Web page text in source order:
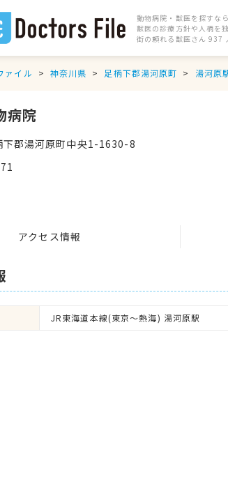
動物病院・獣医を探すな
獣医の診療方針や人柄を
街の頼れる獣医さん
ァイル 神奈川県 足柄下郡湯河原町 湯河原
病院
下郡湯河原町中央1-1630-8
アクセス情報
JR東海道本線(東京～熱海) 湯河原駅